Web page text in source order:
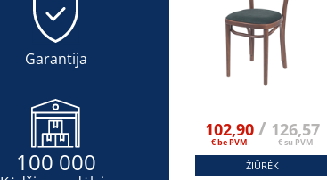
Garantija
100 000
102,90
€ be PVM
/ 126,57
€ su PVM
ŽIŪRĖK